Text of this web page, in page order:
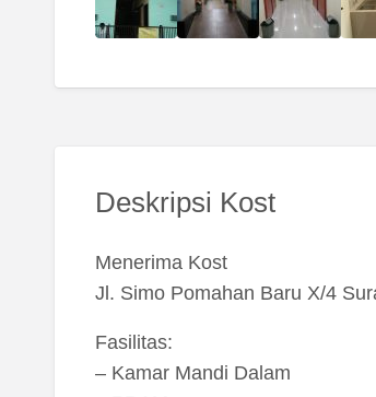
Deskripsi Kost
Menerima Kost
Jl. Simo Pomahan Baru X/4
Fasilitas:
– Kamar Mandi Dalam